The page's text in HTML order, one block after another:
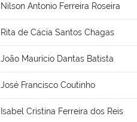
Nilson Antonio Ferreira Roseira
Rita de Cácia Santos Chagas
João Maurício Dantas Batista
José Francisco Coutinho
Isabel Cristina Ferreira dos Reis